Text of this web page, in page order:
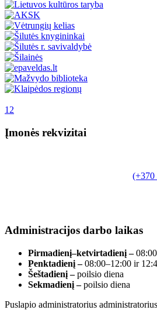
1 2
Įmonės rekvizitai
(+370
Administracijos darbo laikas
Pirmadienį–ketvirtadienį –
Penktadienį –08:00–12:00 ir
Šeštadienį –poilsio diena
Sekmadienį –poilsio diena
Puslapio administratorius